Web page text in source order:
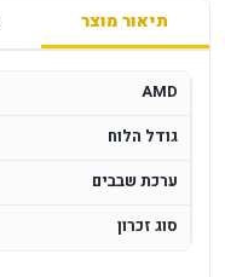
תיאור מוצר
AMD
גודל הלוח
ערכת שבבים
סוג זכרון